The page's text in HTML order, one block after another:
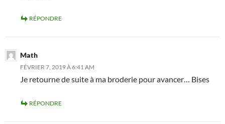
RÉPONDRE
Math
FÉVRIER 7, 2019 À 6:41 AM
Je retourne de suite à ma broderie pour avancer… Bises
RÉPONDRE